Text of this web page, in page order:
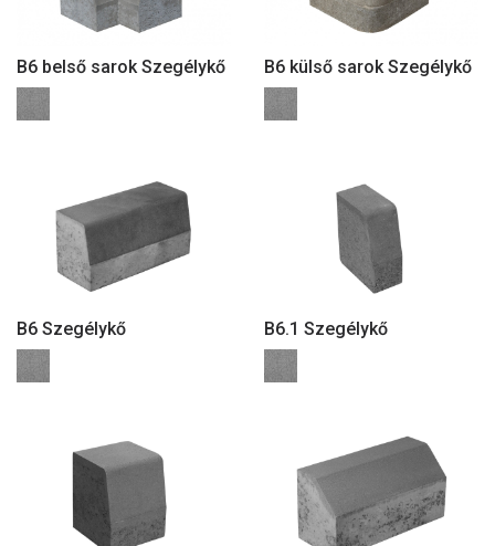
B6 belső sarok Szegélykő B6 külső sarok Szegélykő
B6 Szegélykő B6.1 Szegélykő